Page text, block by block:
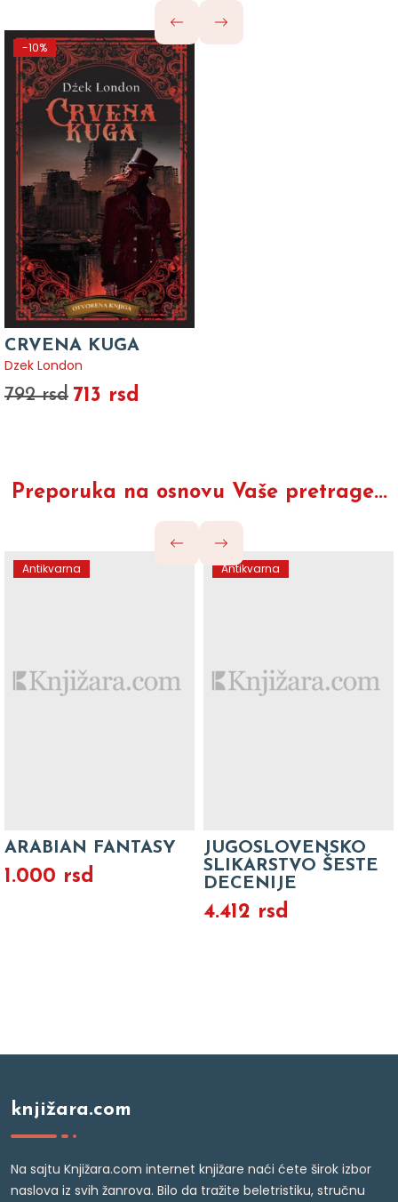
-10%
CRVENA KUGA
Dzek London
792 rsd 713 rsd
Preporuka na osnovu Vaše pretrage...
Antikvarna
ARABIAN FANTASY
1.000 rsd
Antikvarna
JUGOSLOVENSKO
SLIKARSTVO ŠESTE
DECENIJE
4.412 rsd
knjižara.com
Na sajtu Knjižara.com internet knjižare naći ćete širok izbor
naslova iz svih žanrova. Bilo da tražite beletristiku, stručnu